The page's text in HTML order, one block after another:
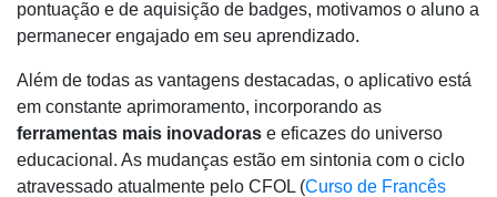
pontuação e de aquisição de badges, motivamos o aluno a
permanecer engajado em seu aprendizado.
Além de todas as vantagens destacadas, o aplicativo está
em constante aprimoramento, incorporando as
ferramentas mais inovadoras e eficazes do universo
educacional. As mudanças estão em sintonia com o ciclo
atravessado atualmente pelo CFOL (Curso de Francês